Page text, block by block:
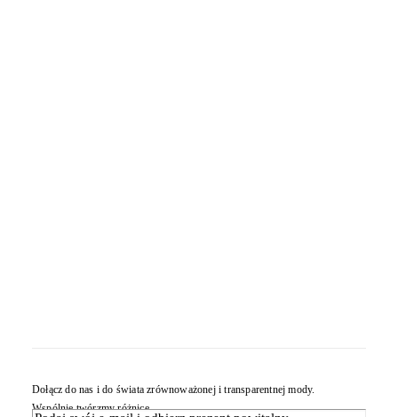
Dołącz do nas i do świata zrównoważonej i transparentnej mody.
Wspólnie twórzmy różnicę.